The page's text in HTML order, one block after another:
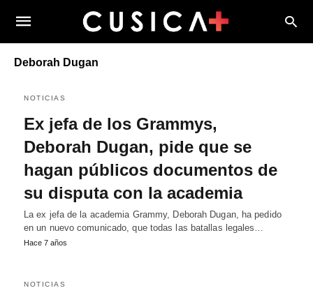
Deborah Dugan
NOTICIAS
Ex jefa de los Grammys,
Deborah Dugan, pide que se
hagan públicos documentos de
su disputa con la academia
La ex jefa de la academia Grammy, Deborah Dugan, ha pedido
en un nuevo comunicado, que todas las batallas legales…
Hace 7 años
NOTICIAS